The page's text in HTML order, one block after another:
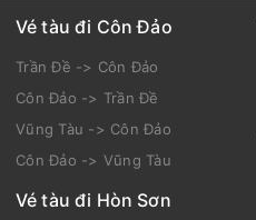
Vé tàu đi Côn Đảo
Trần Đề -> Côn Đảo
Côn Đảo -> Trần Đề
Vũng Tàu -> Côn Đảo
Côn Đảo -> Vũng Tàu
Vé tàu đi Hòn Sơn